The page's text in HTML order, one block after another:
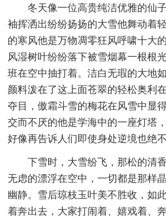
冬天像一位高贵纯洁优雅的仙
袖挥洒出纷纷扬扬的大雪他舞动着
的寒风他是万物凋零狂风呼啸十大
风湿树叶纷纷落下被雪烟幕一根根
班在空中抽打着。洁白无瑕的大地
颜料泼在了这上面苍翠的轻松奥利
夺目，傲霜斗雪的梅花在风雪中显
交而不厌的他是学海中的一座灯塔
好像再告诉人们即使身处逆境也绝
下雪时，大雪纷飞，那松的清
无虑的漂浮在空中，一切都是那样
幽静。雪后琼枝玉叶美不胜收，如
着奔出去，大家打闹着、嬉戏着、